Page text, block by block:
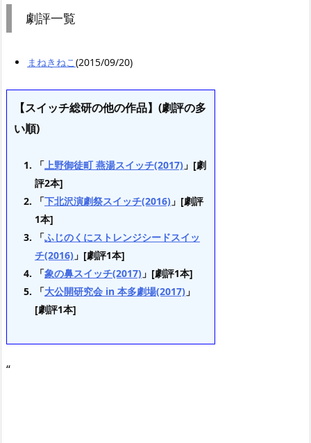
劇評一覧
まねきねこ(2015/09/20)
【スイッチ総研の他の作品】(劇評の多
い順)
「上野御徒町 燕湯スイッチ(2017) 」[劇
評2本]
「下北沢演劇祭スイッチ(2016) 」[劇評
1本]
「ふじのくにストレンジシードスイッ
チ(2016) 」[劇評1本]
「象の鼻スイッチ(2017) 」[劇評1本]
「大公開研究会 in 本多劇場(2017) 」
[劇評1本]
“